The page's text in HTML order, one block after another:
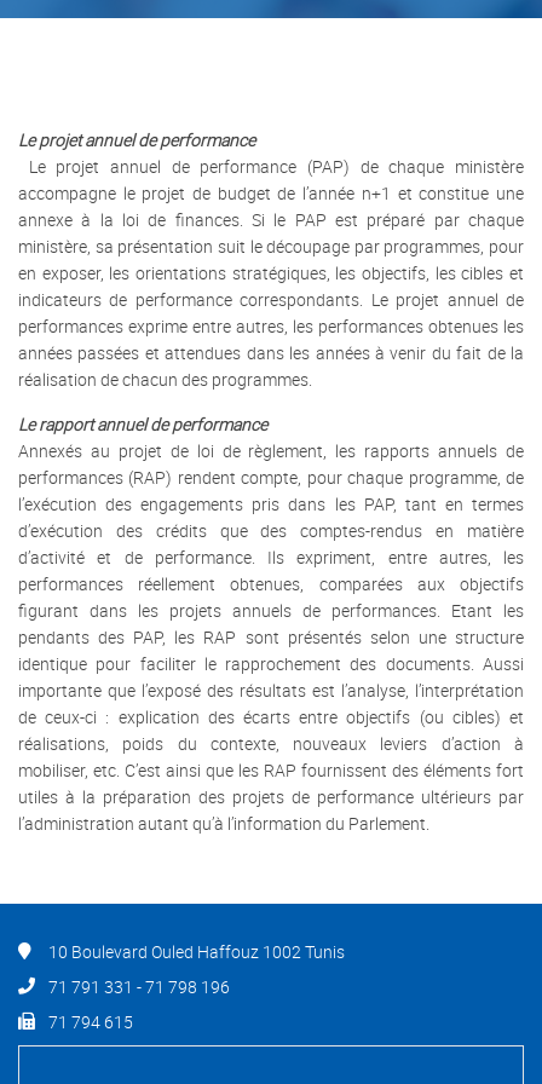
Le projet annuel de performance
Le projet annuel de performance (PAP) de chaque ministère
accompagne le projet de budget de l’année n+1 et constitue une
annexe à la loi de finances. Si le PAP est préparé par chaque
ministère, sa présentation suit le découpage par programmes, pour
en exposer, les orientations stratégiques, les objectifs, les cibles et
indicateurs de performance correspondants. Le projet annuel de
performances exprime entre autres, les performances obtenues les
années passées et attendues dans les années à venir du fait de la
réalisation de chacun des programmes.
Le rapport annuel de performance
Annexés au projet de loi de règlement, les rapports annuels de
performances (RAP) rendent compte, pour chaque programme, de
l’exécution des engagements pris dans les PAP, tant en termes
d’exécution des crédits que des comptes-rendus en matière
d’activité et de performance. Ils expriment, entre autres, les
performances réellement obtenues, comparées aux objectifs
figurant dans les projets annuels de performances. Etant les
pendants des PAP, les RAP sont présentés selon une structure
identique pour faciliter le rapprochement des documents. Aussi
importante que l’exposé des résultats est l’analyse, l’interprétation
de ceux-ci : explication des écarts entre objectifs (ou cibles) et
réalisations, poids du contexte, nouveaux leviers d’action à
mobiliser, etc. C’est ainsi que les RAP fournissent des éléments fort
utiles à la préparation des projets de performance ultérieurs par
l’administration autant qu’à l’information du Parlement.
10 Boulevard Ouled Haffouz 1002 Tunis
71 791 331 - 71 798 196
71 794 615